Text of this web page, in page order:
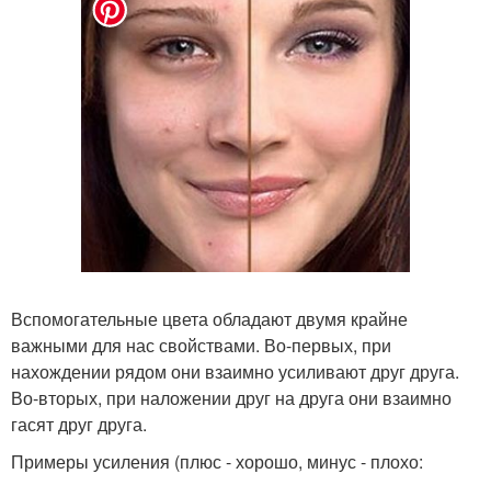
Вспомогательные цвета обладают двумя крайне
важными для нас свойствами. Во-первых, при
нахождении рядом они взаимно усиливают друг друга.
Во-вторых, при наложении друг на друга они взаимно
гасят друг друга.
Примеры усиления (плюс - хорошо, минус - плохо: